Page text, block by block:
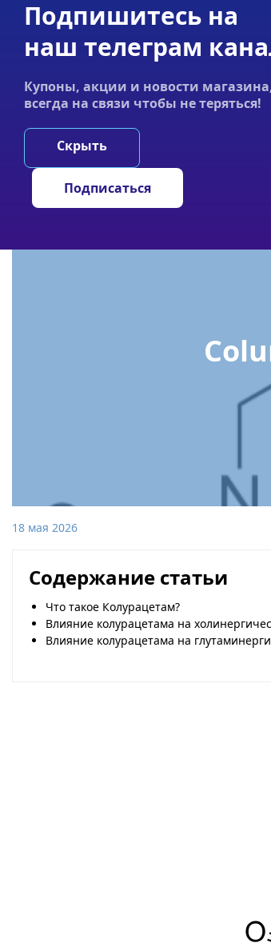
Акции Оплата Статьи
Пн-
НООТРОПЫ
Главная Coluracetam
18 мая 2026
Содержание статьи
Что такое Колурацетам?
Влияние колурацетама на
Влияние колурацетама на
Подпишитесь на
наш телеграм
Купоны, акции и новости
всегда на связи чтобы не теряться!
Скрыть
Подписаться